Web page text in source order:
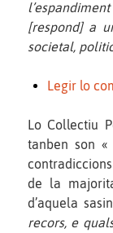
[respond] a
societal,
Legir lo
Lo Collectiu
tanben son «
de la
d’aquela
recors, e